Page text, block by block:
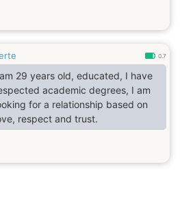
0.7
29 years old, educated, I have
academic degrees, I am
for a relationship based on
respect and trust.